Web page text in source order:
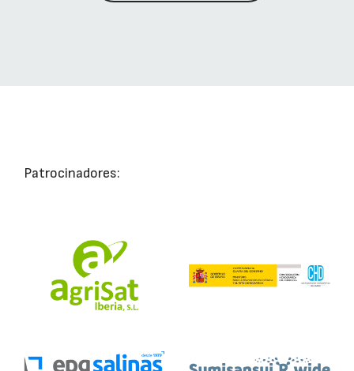
Patrocinadores: